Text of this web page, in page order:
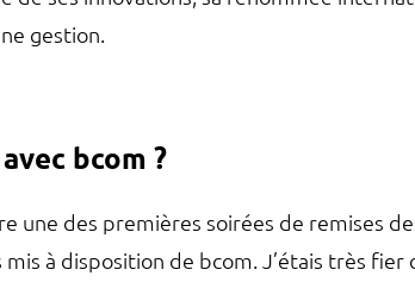
gestion.
bcom ?
des premières soirées de remises
à disposition de bcom. J’étais très